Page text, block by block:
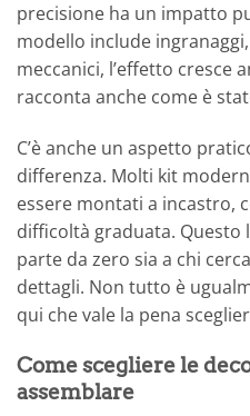
precisione ha un impatto
modello include
meccanici, l’effetto cresce
racconta anche come è
C’è anche un aspetto
differenza. Molti kit
essere montati a incastro,
difficoltà graduata. Questo
parte da zero sia a chi
dettagli. Non tutto è
qui che vale la pena
Come scegliere le
assemblare